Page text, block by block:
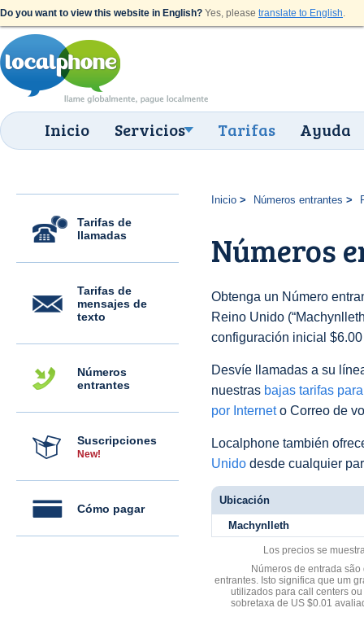
Do you want to view this website in English? Yes, please translate to English.
Inicio Servicios Tarifas Ayuda
Tarifas de
llamadas
Tarifas de
mensajes de
texto
Números
entrantes
Suscripciones
New!
Cómo pagar
Inicio Números entrantes
Números
Obtenga un Número
Reino Unido
configuración inicial
Desvíe llamadas a su
nuestras bajas tarifas
por Interneto Correo de
Localphone también
Unido desde cualquier
Ubicación
Machynlleth
Los precios se
Números de entrada
entrantes. Isto significa que um
utilizados para call centers
sobretaxa de US $0.01